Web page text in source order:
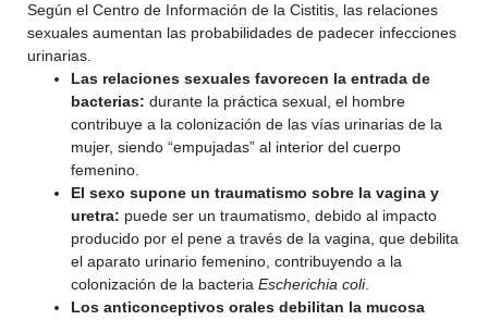
Según el Centro de Información de la Cistitis, las relaciones
sexuales aumentan las probabilidades de padecer infecciones
urinarias.
Las relaciones sexuales favorecen la entrada de
bacterias: durante la práctica sexual, el hombre
contribuye a la colonización de las vías urinarias de la
mujer, siendo “empujadas” al interior del cuerpo
femenino.
El sexo supone un traumatismo sobre la vagina y
uretra: puede ser un traumatismo, debido al impacto
producido por el pene a través de la vagina, que debilita
el aparato urinario femenino, contribuyendo a la
colonización de la bacteria Escherichia coli.
Los anticonceptivos orales debilitan la mucosa